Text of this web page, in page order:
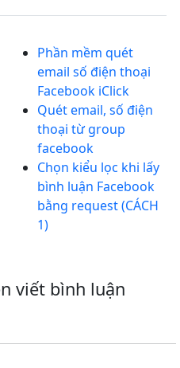
Phần mềm quét
email số điện thoại
Facebook iClick
Quét email, số điện
thoại từ group
facebook
Chọn kiểu lọc khi lấy
bình luận Facebook
bằng request (CÁCH
1)
viết bình luận